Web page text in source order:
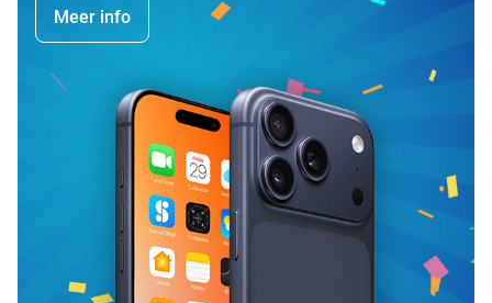
Meer info